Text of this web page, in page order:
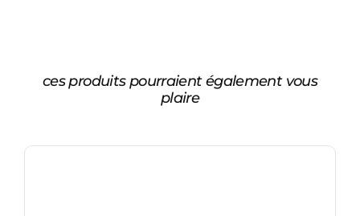
ces produits pourraient également vous
plaire